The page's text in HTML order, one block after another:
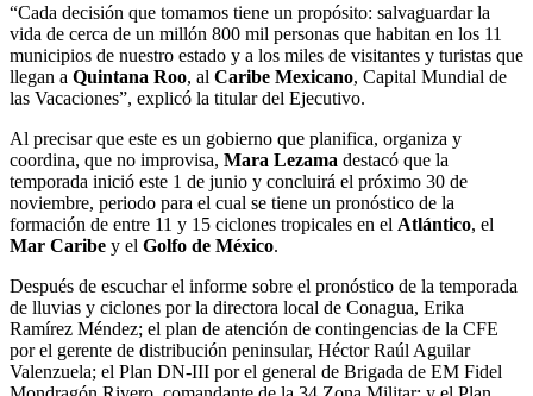
“Cada decisión que tomamos tiene un propósito: salvaguardar la
vida de cerca de un millón 800 mil personas que habitan en los 11
municipios de nuestro estado y a los miles de visitantes y turistas que
llegan a Quintana Roo, al Caribe Mexicano, Capital Mundial de
las Vacaciones”, explicó la titular del Ejecutivo.
Al precisar que este es un gobierno que planifica, organiza y
coordina, que no improvisa, Mara Lezama destacó que la
temporada inició este 1 de junio y concluirá el próximo 30 de
noviembre, periodo para el cual se tiene un pronóstico de la
formación de entre 11 y 15 ciclones tropicales en el Atlántico, el
Mar Caribe y el Golfo de México.
Después de escuchar el informe sobre el pronóstico de la temporada
de lluvias y ciclones por la directora local de Conagua, Erika
Ramírez Méndez; el plan de atención de contingencias de la CFE
por el gerente de distribución peninsular, Héctor Raúl Aguilar
Valenzuela; el Plan DN-III por el general de Brigada de EM Fidel